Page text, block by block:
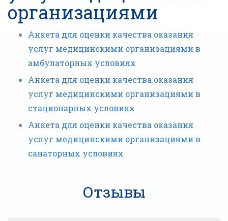
организациями
Анкета для оценки качества оказания
услуг медицинскими организациями в
амбулаторных условиях
Анкета для оценки качества оказания
услуг медицинскими организациями в
стационарных условиях
Анкета для оценки качества оказания
услуг медицинскими организациями в
санаторных условиях
Отзывы